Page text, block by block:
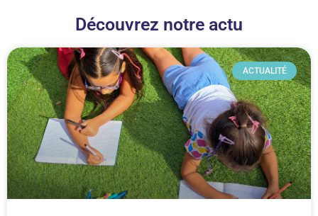
Découvrez notre actu
ACTUALITÉ